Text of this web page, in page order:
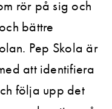
rör på sig och
bättre
Pep Skola är
att identifiera
följa upp det